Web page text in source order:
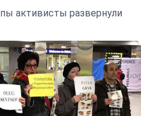
активисты развернули